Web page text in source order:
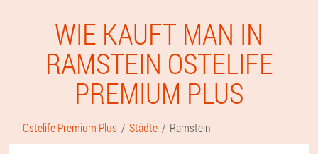
WIE KAUFT MAN IN
RAMSTEIN OSTELIFE
PREMIUM PLUS
Ostelife Premium Plus Städte Ramstein